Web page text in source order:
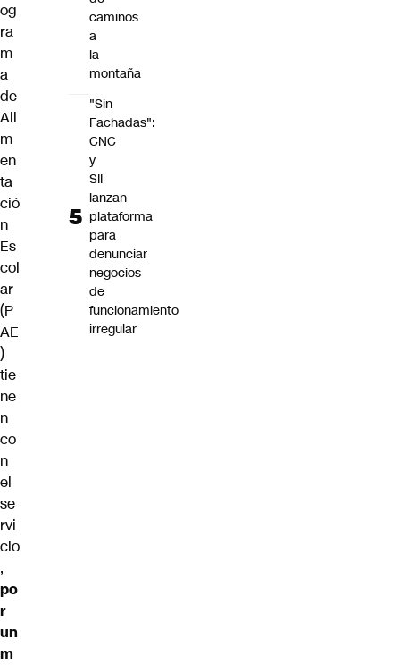
og
ra
m
a
de
Ali
m
en
ta
ció
n
Es
col
ar
(P
AE
)
tie
ne
n
co
n
el
se
rvi
cio
,
po
r
un
m
caminos
a
la
montaña
"Sin
Fachadas":
CNC
y
SII
lanzan
plataforma
para
denunciar
negocios
de
funcionamiento
irregular